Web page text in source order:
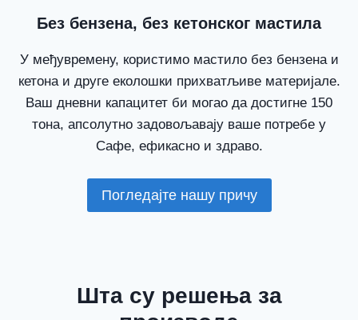
Без бензена, без кетонског мастила
У међувремену, користимо мастило без бензена и
кетона и друге еколошки прихватљиве материјале.
Ваш дневни капацитет би могао да достигне 150
тона, апсолутно задовољавају ваше потребе у
Сафе, ефикасно и здраво.
Погледајте нашу причу
Шта су решења за